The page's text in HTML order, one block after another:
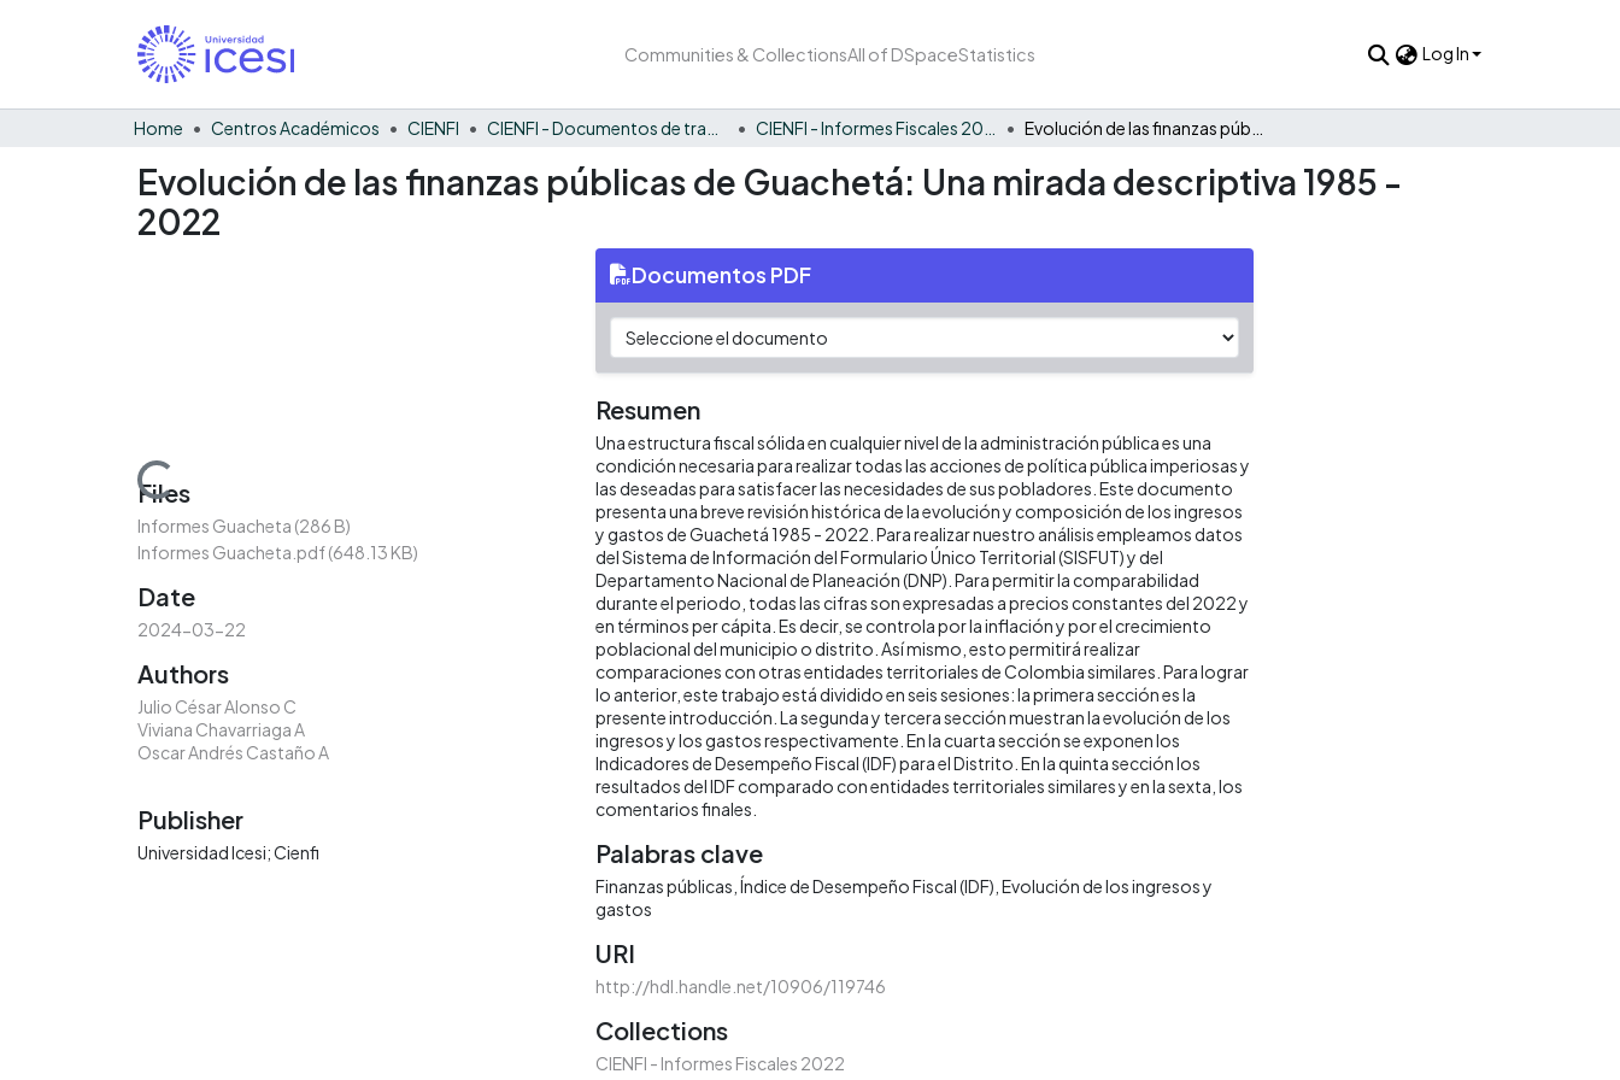
Communities & CollectionsAll of DSpaceStatistics Log In
Home Centros Académicos CIENFI
Evolución de las finanzas públicas de Guachetá: Una mirada descriptiva 1985 -
2022
Loading...
Files
Informes Guacheta (286 B)
Informes Guacheta.pdf(648.13 KB)
Date
2024-03-22
Authors
Julio César Alonso C
Viviana Chavarriaga A
Oscar Andrés Castaño A
Publisher
Universidad Icesi; Cienfi
Documentos PDF
Resumen
Una estructura fiscal sólida en cualquier nivel de la administración pública es una
condición necesaria para realizar todas las acciones de política pública imperiosas y
las deseadas para satisfacer las necesidades de sus pobladores. Este documento
presenta una breve revisión histórica de la evolución y composición de los ingresos
y gastos de Guachetá 1985 - 2022. Para realizar nuestro análisis empleamos datos
del Sistema de Información del Formulario Único Territorial (SISFUT) y del
Departamento Nacional de Planeación (DNP). Para permitir la comparabilidad
durante el periodo, todas las cifras son expresadas a precios constantes del 2022 y
en términos per cápita. Es decir, se controla por la inflación y por el crecimiento
poblacional del municipio o distrito. Así mismo, esto permitirá realizar
comparaciones con otras entidades territoriales de Colombia similares. Para lograr
lo anterior, este trabajo está dividido en seis sesiones: la primera sección es la
presente introducción. La segunda y tercera sección muestran la evolución de los
ingresos y los gastos respectivamente. En la cuarta sección se exponen los
Indicadores de Desempeño Fiscal (IDF) para el Distrito. En la quinta sección los
resultados del IDF comparado con entidades territoriales similares y en la sexta, los
comentarios finales.
Palabras clave
Finanzas públicas Índice de Desempeño Fiscal (IDF) Evolución de los ingresos y
gastos
URI
http://hdl.handle.net/10906/119746
Collections
CIENFI - Informes Fiscales 2022